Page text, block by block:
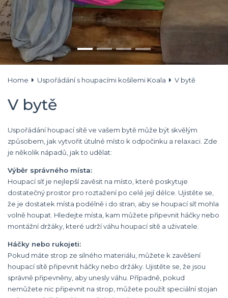
Home Uspořádání s houpacími košilemi Koala V bytě
V bytě
Uspořádání houpací sítě ve vašem bytě může být skvělým
způsobem, jak vytvořit útulné místo k odpočinku a relaxaci. Zde
je několik nápadů, jak to udělat:
Výběr správného místa:
Houpací síť je nejlepší zavěsit na místo, které poskytuje
dostatečný prostor pro roztažení po celé její délce. Ujistěte se,
že je dostatek místa podélně i do stran, aby se houpací síť mohla
volně houpat. Hledejte místa, kam můžete připevnit háčky nebo
montážní držáky, které udrží váhu houpací sítě a uživatele.
Háčky nebo rukojeti:
Pokud máte strop ze silného materiálu, můžete k zavěšení
houpací sítě připevnit háčky nebo držáky. Ujistěte se, že jsou
správně připevněny, aby unesly váhu. Případně, pokud
nemůžete nic připevnit na strop, můžete použít speciální stojan